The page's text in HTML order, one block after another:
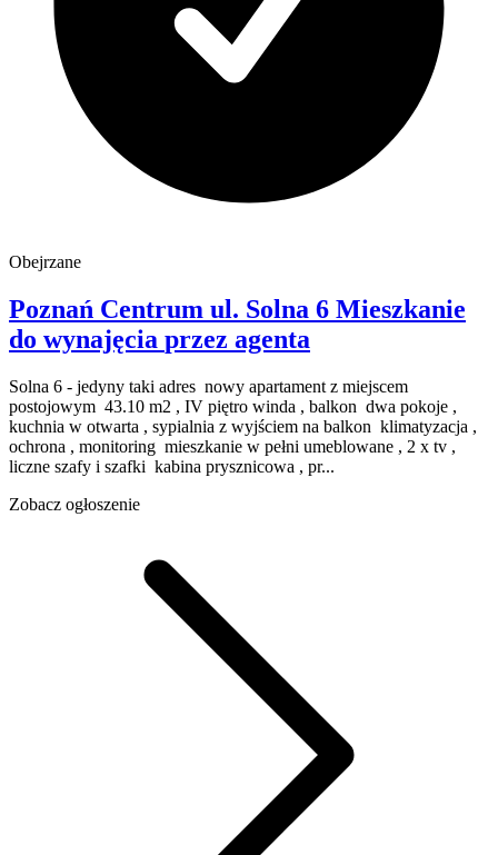
Obejrzane
Poznań Centrum ul. Solna 6 Mieszkanie
do wynajęcia przez agenta
Solna 6 - jedyny taki adres nowy apartament z miejscem
postojowym 43.10 m2 , IV piętro winda , balkon dwa pokoje ,
kuchnia w otwarta , sypialnia z wyjściem na balkon klimatyzacja ,
ochrona , monitoring mieszkanie w pełni umeblowane , 2 x tv ,
liczne szafy i szafki kabina prysznicowa , pr...
Zobacz ogłoszenie